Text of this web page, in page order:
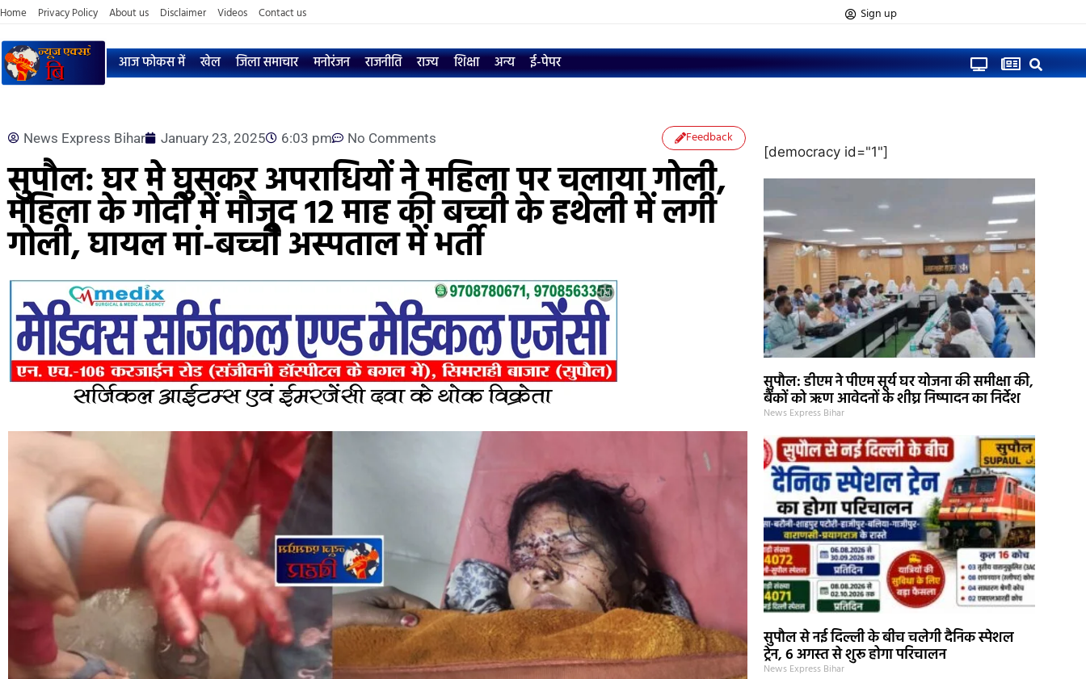
Home Privacy Policy About us Disclaimer Videos Contact us Sign up
आज फोकस में खेल जिला समाचार मनोरंजन राजनीति राज्य शिक्षा अन्य ई-पेपर
News Express Bihar January 23, 2025 6:03 pm No Comments Feedback
सुपौल: घर मे घुसकर अपराधियों ने महिला पर चलाया गोली,
महिला के गोदी में मौजूद 12 माह की बच्ची के हथेली में लगी
गोली, घायल मां-बच्ची अस्पताल में भर्ती
[democracy id="1"]
सुपौल: डीएम ने पीएम सूर्य घर योजना की समीक्षा की,
बैंकों को ऋण आवेदनों के शीघ्र निष्पादन का निर्देश
News Express Bihar
सुपौल से नई दिल्ली के बीच चलेगी दैनिक स्पेशल
ट्रेन, 6 अगस्त से शुरू होगा परिचालन
News Express Bihar